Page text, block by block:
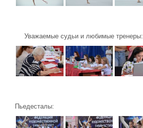
Уважаемые судьи и любимые тренеры:
Пьедесталы: